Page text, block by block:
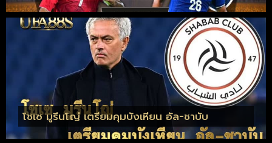
โชเซ มูรีนโญ่ เตรียมคุมบังเหียน อัล-ชาบับ